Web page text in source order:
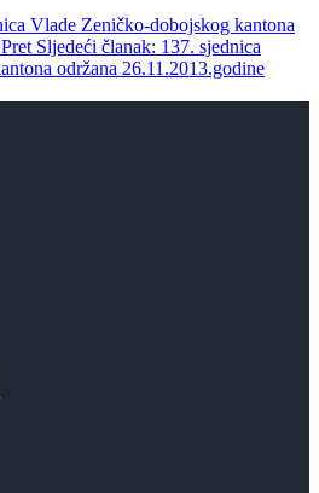
Vlade Zeničko-dobojskog kantona
Pret Sljedeći članak: 137. sjednica
održana 26.11.2013.godine